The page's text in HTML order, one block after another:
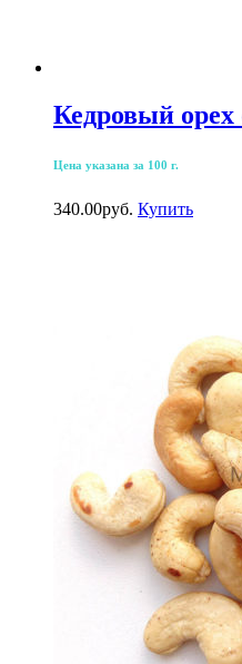
Кедровый
Цена указана за 100 г.
340.00руб. Купить